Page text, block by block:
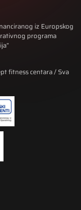
iz Europskog
programa
fitness centara / Sva